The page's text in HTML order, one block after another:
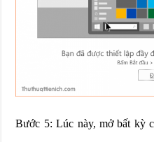
Bước 5: Lúc này, mở bất kỳ